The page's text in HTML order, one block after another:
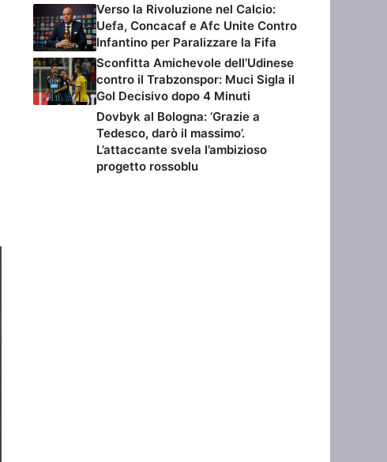
Verso la Rivoluzione nel Calcio:
Uefa, Concacaf e Afc Unite Contro
Infantino per Paralizzare la Fifa
Sconfitta Amichevole dell’Udinese
contro il Trabzonspor: Muci Sigla il
Gol Decisivo dopo 4 Minuti
Dovbyk al Bologna: ‘Grazie a
Tedesco, darò il massimo’.
L’attaccante svela l’ambizioso
progetto rossoblu